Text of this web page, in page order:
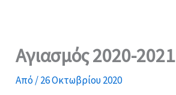
Αγιασμός 2020-2021
Από/26 Οκτωβρίου 2020